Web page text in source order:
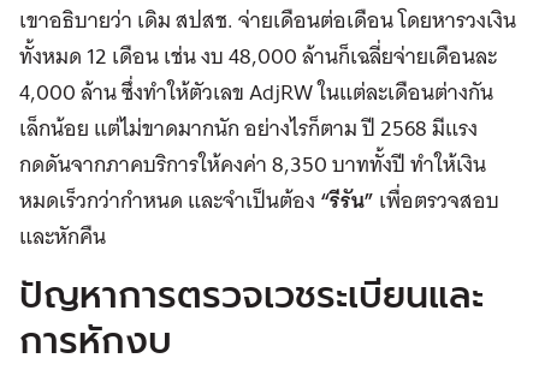
เขาอธิบายว่า เดิม สปสช. จ่ายเดือนต่อเดือน โดยหารวงเงิน
ทั้งหมด 12 เดือน เช่น งบ 48,000 ล้านก็เฉลี่ยจ่ายเดือนละ
4,000 ล้าน ซึ่งทำให้ตัวเลข AdjRW ในแต่ละเดือนต่างกัน
เล็กน้อย แต่ไม่ขาดมากนัก อย่างไรก็ตาม ปี 2568 มีแรง
กดดันจากภาคบริการให้คงค่า 8,350 บาททั้งปี ทำให้เงิน
หมดเร็วกว่ากำหนด และจำเป็นต้อง“รีรัน”เพื่อตรวจสอบ
และหักคืน
ปัญหาการตรวจเวชระเบียนและ
การหักงบ